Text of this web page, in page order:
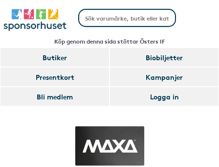
Köp genom denna sida stöttar Östers IF
Butiker
Biobiljetter
Presentkort
Kampanjer
Bli medlem
Logga in